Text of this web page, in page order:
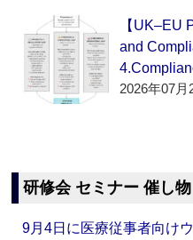
【UK–EU
and
2026年07月
研修会 セミナー 催し物
9月4日に医療従事者向け